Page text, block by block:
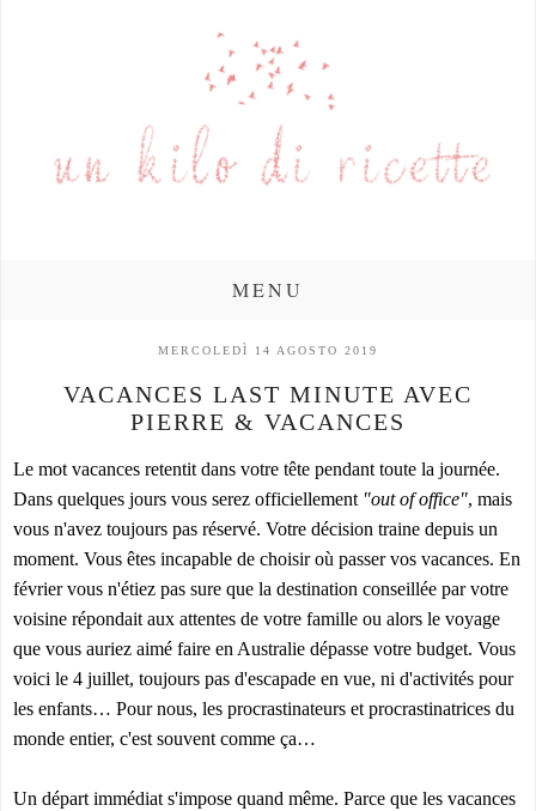
MENU
MERCOLEDÌ 14 AGOSTO 2019
VACANCES LAST MINUTE AVEC
PIERRE & VACANCES
Le mot vacances retentit dans votre tête pendant toute la journée.
Dans quelques jours vous serez officiellement "out of office", mais
vous n'avez toujours pas réservé. Votre décision traine depuis un
moment. Vous êtes incapable de choisir où passer vos vacances. En
février vous n'étiez pas sure que la destination conseillée par votre
voisine répondait aux attentes de votre famille ou alors le voyage
que vous auriez aimé faire en Australie dépasse votre budget. Vous
voici le 4 juillet, toujours pas d'escapade en vue, ni d'activités pour
les enfants… Pour nous, les procrastinateurs et procrastinatrices du
monde entier, c'est souvent comme ça…
Un départ immédiat s'impose quand même. Parce que les vacances